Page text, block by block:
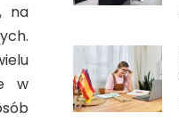
na
w